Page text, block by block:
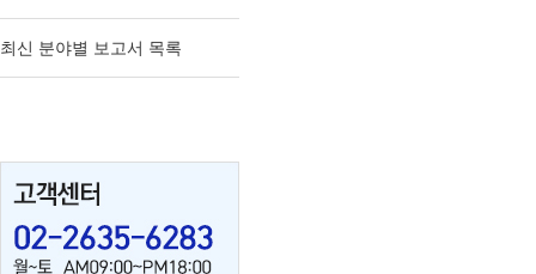
최신 분야별 보고서 목록